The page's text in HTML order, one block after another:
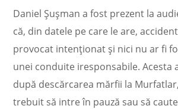
Daniel Șușman a fost prezent la
că, din datele pe care le are,
provocat intenționat și nici nu ar fi
unei conduite iresponsabile. Acesta
după descărcarea mărfii la
trebuit să intre în pauză sau să